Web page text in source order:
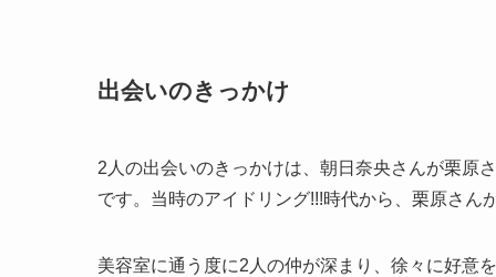
出会いのきっかけ
2人の出会いのきっかけは、朝日奈央さんが栗原
です。当時のアイドリング!!!時代から、栗原さ
美容室に通う度に2人の仲が深まり、徐々に好意